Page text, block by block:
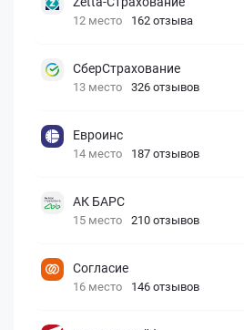
12 место 162 отзыва
СберСтрахование
13 место 326 отзывов
Евроинс
14 место 187 отзывов
АК БАРС
15 место 210 отзывов
Согласие
16 место 146 отзывов